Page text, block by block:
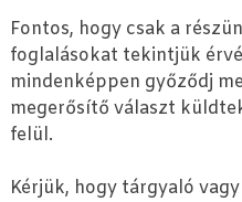
Fontos, hogy csak a
foglalásokat tekintjük
mindenképpen győződj
megerősítő választ
felül.
Kérjük, hogy tárgyaló